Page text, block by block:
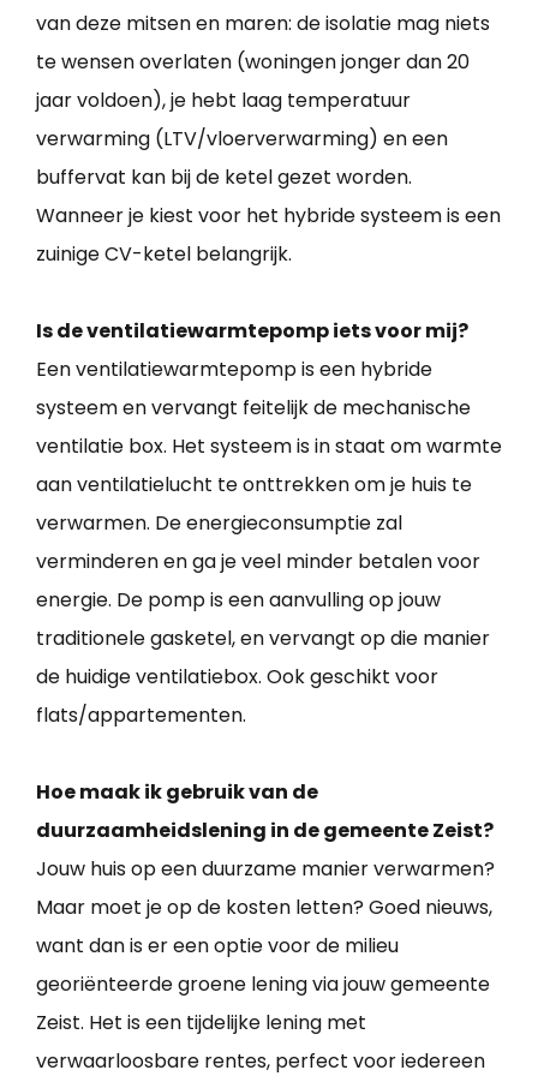
van deze mitsen en maren: de isolatie mag niets
te wensen overlaten (woningen jonger dan 20
jaar voldoen), je hebt laag temperatuur
verwarming (LTV/vloerverwarming) en een
buffervat kan bij de ketel gezet worden.
Wanneer je kiest voor het hybride systeem is een
zuinige CV-ketel belangrijk.
Is de ventilatiewarmtepomp iets voor mij?
Een ventilatiewarmtepomp is een hybride
systeem en vervangt feitelijk de mechanische
ventilatie box. Het systeem is in staat om warmte
aan ventilatielucht te onttrekken om je huis te
verwarmen. De energieconsumptie zal
verminderen en ga je veel minder betalen voor
energie. De pomp is een aanvulling op jouw
traditionele gasketel, en vervangt op die manier
de huidige ventilatiebox. Ook geschikt voor
flats/appartementen.
Hoe maak ik gebruik van de
duurzaamheidslening in de gemeente Zeist?
Jouw huis op een duurzame manier verwarmen?
Maar moet je op de kosten letten? Goed nieuws,
want dan is er een optie voor de milieu
georiënteerde groene lening via jouw gemeente
Zeist. Het is een tijdelijke lening met
verwaarloosbare rentes, perfect voor iedereen